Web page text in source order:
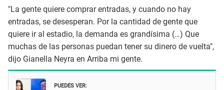
"La gente quiere comprar entradas, y cuando no hay
entradas, se desesperan. Por la cantidad de gente que
quiere ir al estadio, la demanda es grandísima (…) Que
muchas de las personas puedan tener su dinero de vuelta",
dijo Gianella Neyra en Arriba mi gente.
PUEDES VER: